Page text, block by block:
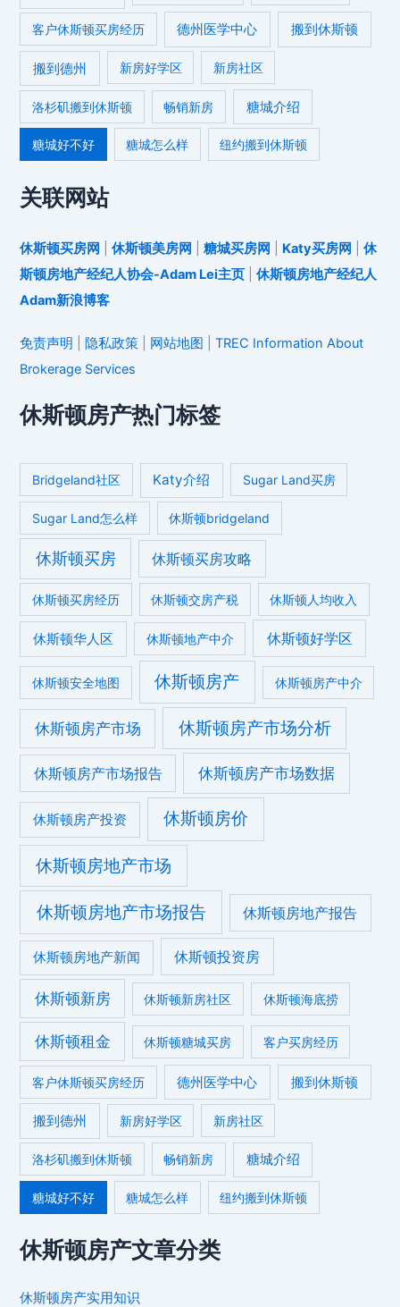
客户休斯顿买房经历 德州医学中心 搬到休斯顿
搬到德州 新房好学区 新房社区
洛杉矶搬到休斯顿 畅销新房 糖城介绍
糖城好不好 糖城怎么样 纽约搬到休斯顿
关联网站
休斯顿买房网 |休斯顿美房网 |糖城买房网 Katy买房网 |休
斯顿房地产经纪人协会-Adam Lei主页 |休斯顿房地产经纪人
Adam新浪博客
免责声明 隐私政策 网站地图 |TREC Information About
Brokerage Services
休斯顿房产热门标签
Bridgeland社区 Katy介绍 Sugar Land买房
Sugar Land怎么样 休斯顿bridgeland
休斯顿买房 休斯顿买房攻略
休斯顿买房经历 休斯顿交房产税 休斯顿人均收入
休斯顿华人区 休斯顿地产中介 休斯顿好学区
休斯顿安全地图 休斯顿房产 休斯顿房产中介
休斯顿房产市场 休斯顿房产市场分析
休斯顿房产市场报告 休斯顿房产市场数据
休斯顿房产投资 休斯顿房价
休斯顿房地产市场
休斯顿房地产市场报告 休斯顿房地产报告
休斯顿房地产新闻 休斯顿投资房
休斯顿新房 休斯顿新房社区 休斯顿海底捞
休斯顿租金 休斯顿糖城买房 客户买房经历
客户休斯顿买房经历 德州医学中心 搬到休斯顿
搬到德州 新房好学区 新房社区
洛杉矶搬到休斯顿 畅销新房 糖城介绍
糖城好不好 糖城怎么样 纽约搬到休斯顿
休斯顿房产文章分类
休斯顿房产实用知识